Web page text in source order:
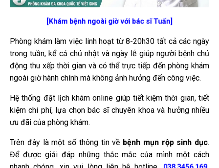
[Khám bệnh ngoài giờ với bác sĩ Tuấn]
Phòng khám làm việc linh hoạt từ 8-20h30 tất cả các ngày
trong tuần, kể cả chủ nhật và ngày lễ giúp người bệnh chủ
động thu xếp thời gian và có thể trực tiếp đến phòng khám
ngoài giờ hành chính mà không ảnh hưởng đến công việc.
Hệ thống đặt lịch khám online giúp tiết kiệm thời gian, tiết
kiệm chi phí, lựa chọn bác sĩ chuyên khoa và hưởng nhiều
ưu đãi của phòng khám.
Trên đây là một số thông tin về bệnh mụn rộp sinh dục.
Để được giải đáp những thắc mắc của mình một cách